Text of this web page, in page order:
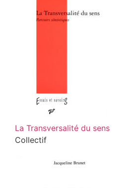
La Transversalité du sens
Collectif